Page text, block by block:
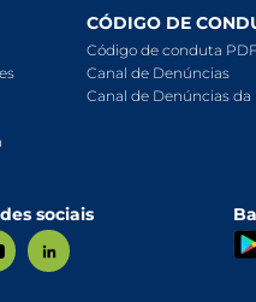
CÓDIGO DE
Código de conduta PDF
Canal de Denúncias
Canal de Denúncias da
sociais